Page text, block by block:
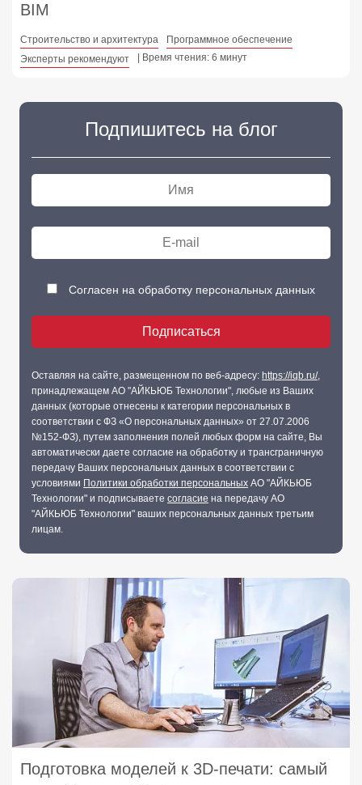
BIM
Строительство и архитектура
Программное обеспечение
Эксперты рекомендуют
| Время чтения: 6 минут
Подпишитесь на блог
Согласен на обработку персональных данных
Оставляя на сайте, размещенном по веб-адресу: https://iqb.ru/,
принадлежащем АО "АЙКЬЮБ Технологии", любые из Ваших
данных (которые отнесены к категории персональных в
соответствии с ФЗ «О персональных данных» от 27.07.2006
№152-ФЗ), путем заполнения полей любых форм на сайте, Вы
автоматически даете согласие на обработку и трансграничную
передачу Ваших персональных данных в соответствии с
условиями Политики обработки персональных АО "АЙКЬЮБ
Технологии" и подписываете согласие на передачу АО
"АЙКЬЮБ Технологии" ваших персональных данных третьим
лицам.
Подготовка моделей к 3D-печати: самый